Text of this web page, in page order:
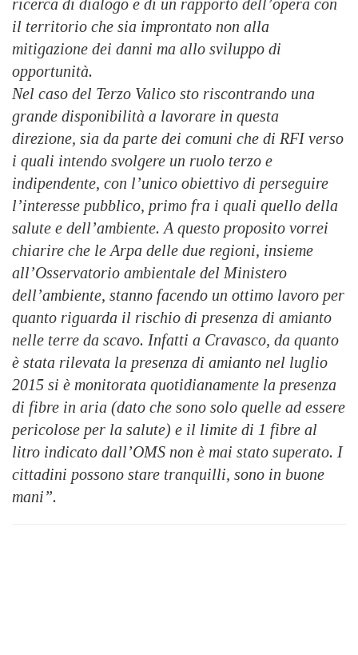
ricerca di dialogo e di un rapporto dell’opera con
il territorio che sia improntato non alla
mitigazione dei danni ma allo sviluppo di
opportunità.
Nel caso del Terzo Valico sto riscontrando una
grande disponibilità a lavorare in questa
direzione, sia da parte dei comuni che di RFI verso
i quali intendo svolgere un ruolo terzo e
indipendente, con l’unico obiettivo di perseguire
l’interesse pubblico, primo fra i quali quello della
salute e dell’ambiente. A questo proposito vorrei
chiarire che le Arpa delle due regioni, insieme
all’Osservatorio ambientale del Ministero
dell’ambiente, stanno facendo un ottimo lavoro per
quanto riguarda il rischio di presenza di amianto
nelle terre da scavo. Infatti a Cravasco, da quanto
è stata rilevata la presenza di amianto nel luglio
2015 si è monitorata quotidianamente la presenza
di fibre in aria (dato che sono solo quelle ad essere
pericolose per la salute) e il limite di 1 fibre al
litro indicato dall’OMS non è mai stato superato. I
cittadini possono stare tranquilli, sono in buone
mani”.